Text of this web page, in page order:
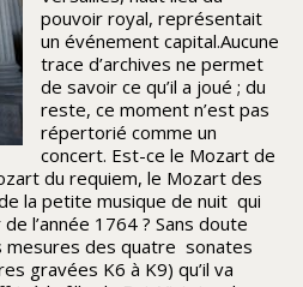
pouvoir royal, représentait
un événement capital.Aucune
trace d’archives ne permet
de savoir ce qu’il a joué ; du
reste, ce moment n’est pas
répertorié comme un
concert. Est-ce le Mozart de
du requiem, le Mozart des
la petite musique de nuit qui
l’année 1764 ? Sans doute
mesures des quatre sonates
gravées K6 à K9) qu’il va